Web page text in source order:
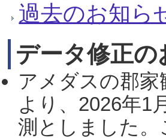
過去のお知ら
データ修正の
アメダスの郡
より、2026年1
測としました。